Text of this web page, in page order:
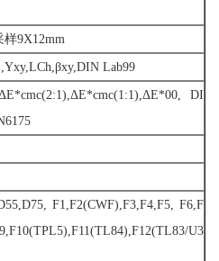
样9X12mm
Lab99
DI
F1,F2(CWF),F3,F4,F5, F6,F
U3